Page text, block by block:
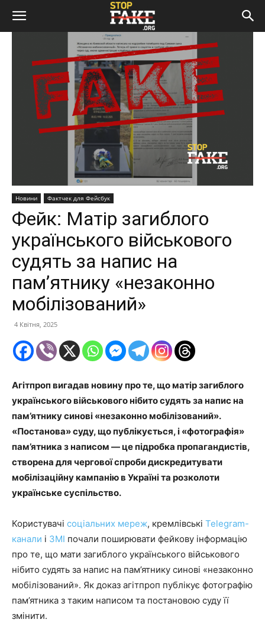
Новини Фактчек для Фейсбук
Фейк: Матір загиблого
українського військового
судять за напис на
пам’ятнику «незаконно
мобілізований»
4 Квітня, 2025
Агітпроп вигадав новину про те, що матір загиблого
українського військового нібито судять за напис на
пам’ятнику синові «незаконно мобілізований».
«Постанова» суду, що публікується, і «фотографія»
пам’ятника з написом — це підробка пропагандистів,
створена для чергової спроби дискредитувати
мобілізаційну кампанію в Україні та розколоти
українське суспільство.
Користувачі соціальних мереж, кремлівські Telegram-
канали і ЗМІ почали поширювати фейкову інформацію
про те, що мати загиблого українського військового
нібито судять за напис на пам’ятнику синові «незаконно
мобілізований». Як доказ агітпроп публікує фотографію
пам’ятника з таким написом та постановою суду її
змінити.